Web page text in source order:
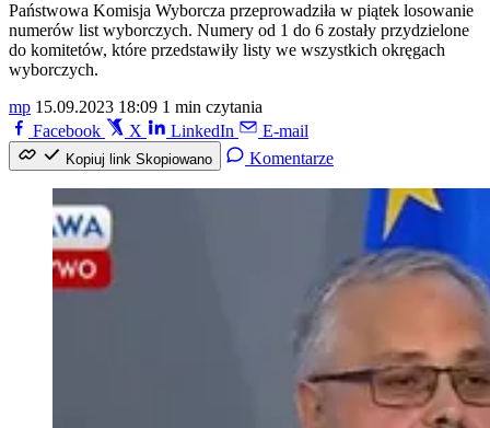
Państwowa Komisja Wyborcza przeprowadziła w piątek losowanie
numerów list wyborczych. Numery od 1 do 6 zostały przydzielone
do komitetów, które przedstawiły listy we wszystkich okręgach
wyborczych.
mp 15.09.2023 18:09 1 min czytania
Facebook
X LinkedIn E-mail
Kopiuj link Skopiowano Komentarze